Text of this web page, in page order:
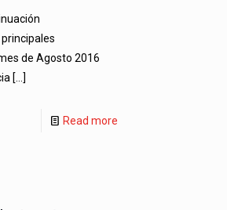
de Agosto 2016
[…]
Read more